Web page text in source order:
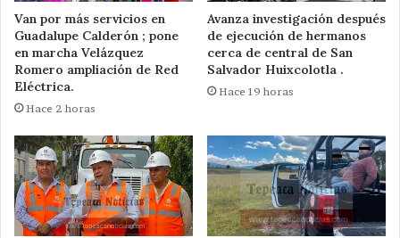
Van por más servicios en
Guadalupe Calderón ; pone
en marcha Velázquez
Romero ampliación de Red
Eléctrica.
Hace 2 horas
Avanza investigación después
de ejecución de hermanos
cerca de central de San
Salvador Huixcolotla .
Hace 19 horas